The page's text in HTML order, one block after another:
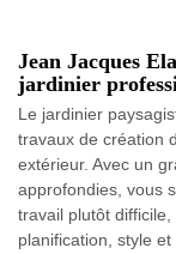
Jean Jacques
jardinier
Le jardinier
travaux de création
extérieur. Avec un
approfondies, vous
travail plutôt
planification, style